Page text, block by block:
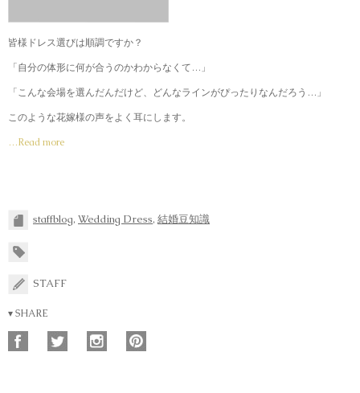
皆様ドレス選びは順調ですか？
「自分の体形に何が合うのかわからなくて…」
「こんな会場を選んだんだけど、どんなラインがぴったりなんだろう…」
このような花嫁様の声をよく耳にします。
…Read more
staffblog, Wedding Dress, 結婚豆知識
STAFF
▾ SHARE